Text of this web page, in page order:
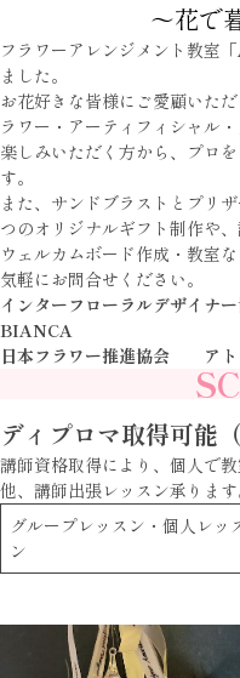
～花で
フラワーアレンジメント教室
ました。
お花好きな皆様にご愛顧いた
ラワー・アーティフィシャル
楽しみいただく方から、プロ
す。
また、サンドブラストとプリ
つのオリジナルギフト制作や
ウェルカムボード作成・教室
気軽にお問合せください。
インターフローラルデザイ
BIANCA
日本フラワー推進協会 ア
ディプロマ取得可能
講師資格取得により、個人で
他、講師出張レッスン承ります
グループレッスン・個人レッ
ン